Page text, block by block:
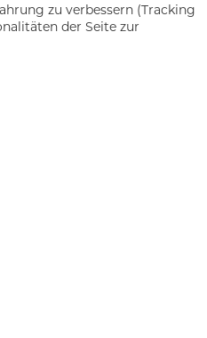
zu verbessern (Tracking
der Seite zur